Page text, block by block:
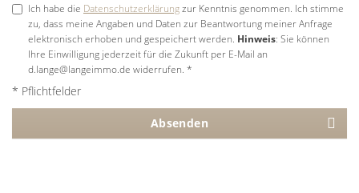
Ich habe die Datenschutzerklärungzur Kenntnis genommen. Ich stimme
zu, dass meine Angaben und Daten zur Beantwortung meiner Anfrage
elektronisch erhoben und gespeichert werden. Hinweis: Sie können
Ihre Einwilligung jederzeit für die Zukunft per E-Mail an
d.lange@langeimmo.de widerrufen. *
* Pflichtfelder
Absenden